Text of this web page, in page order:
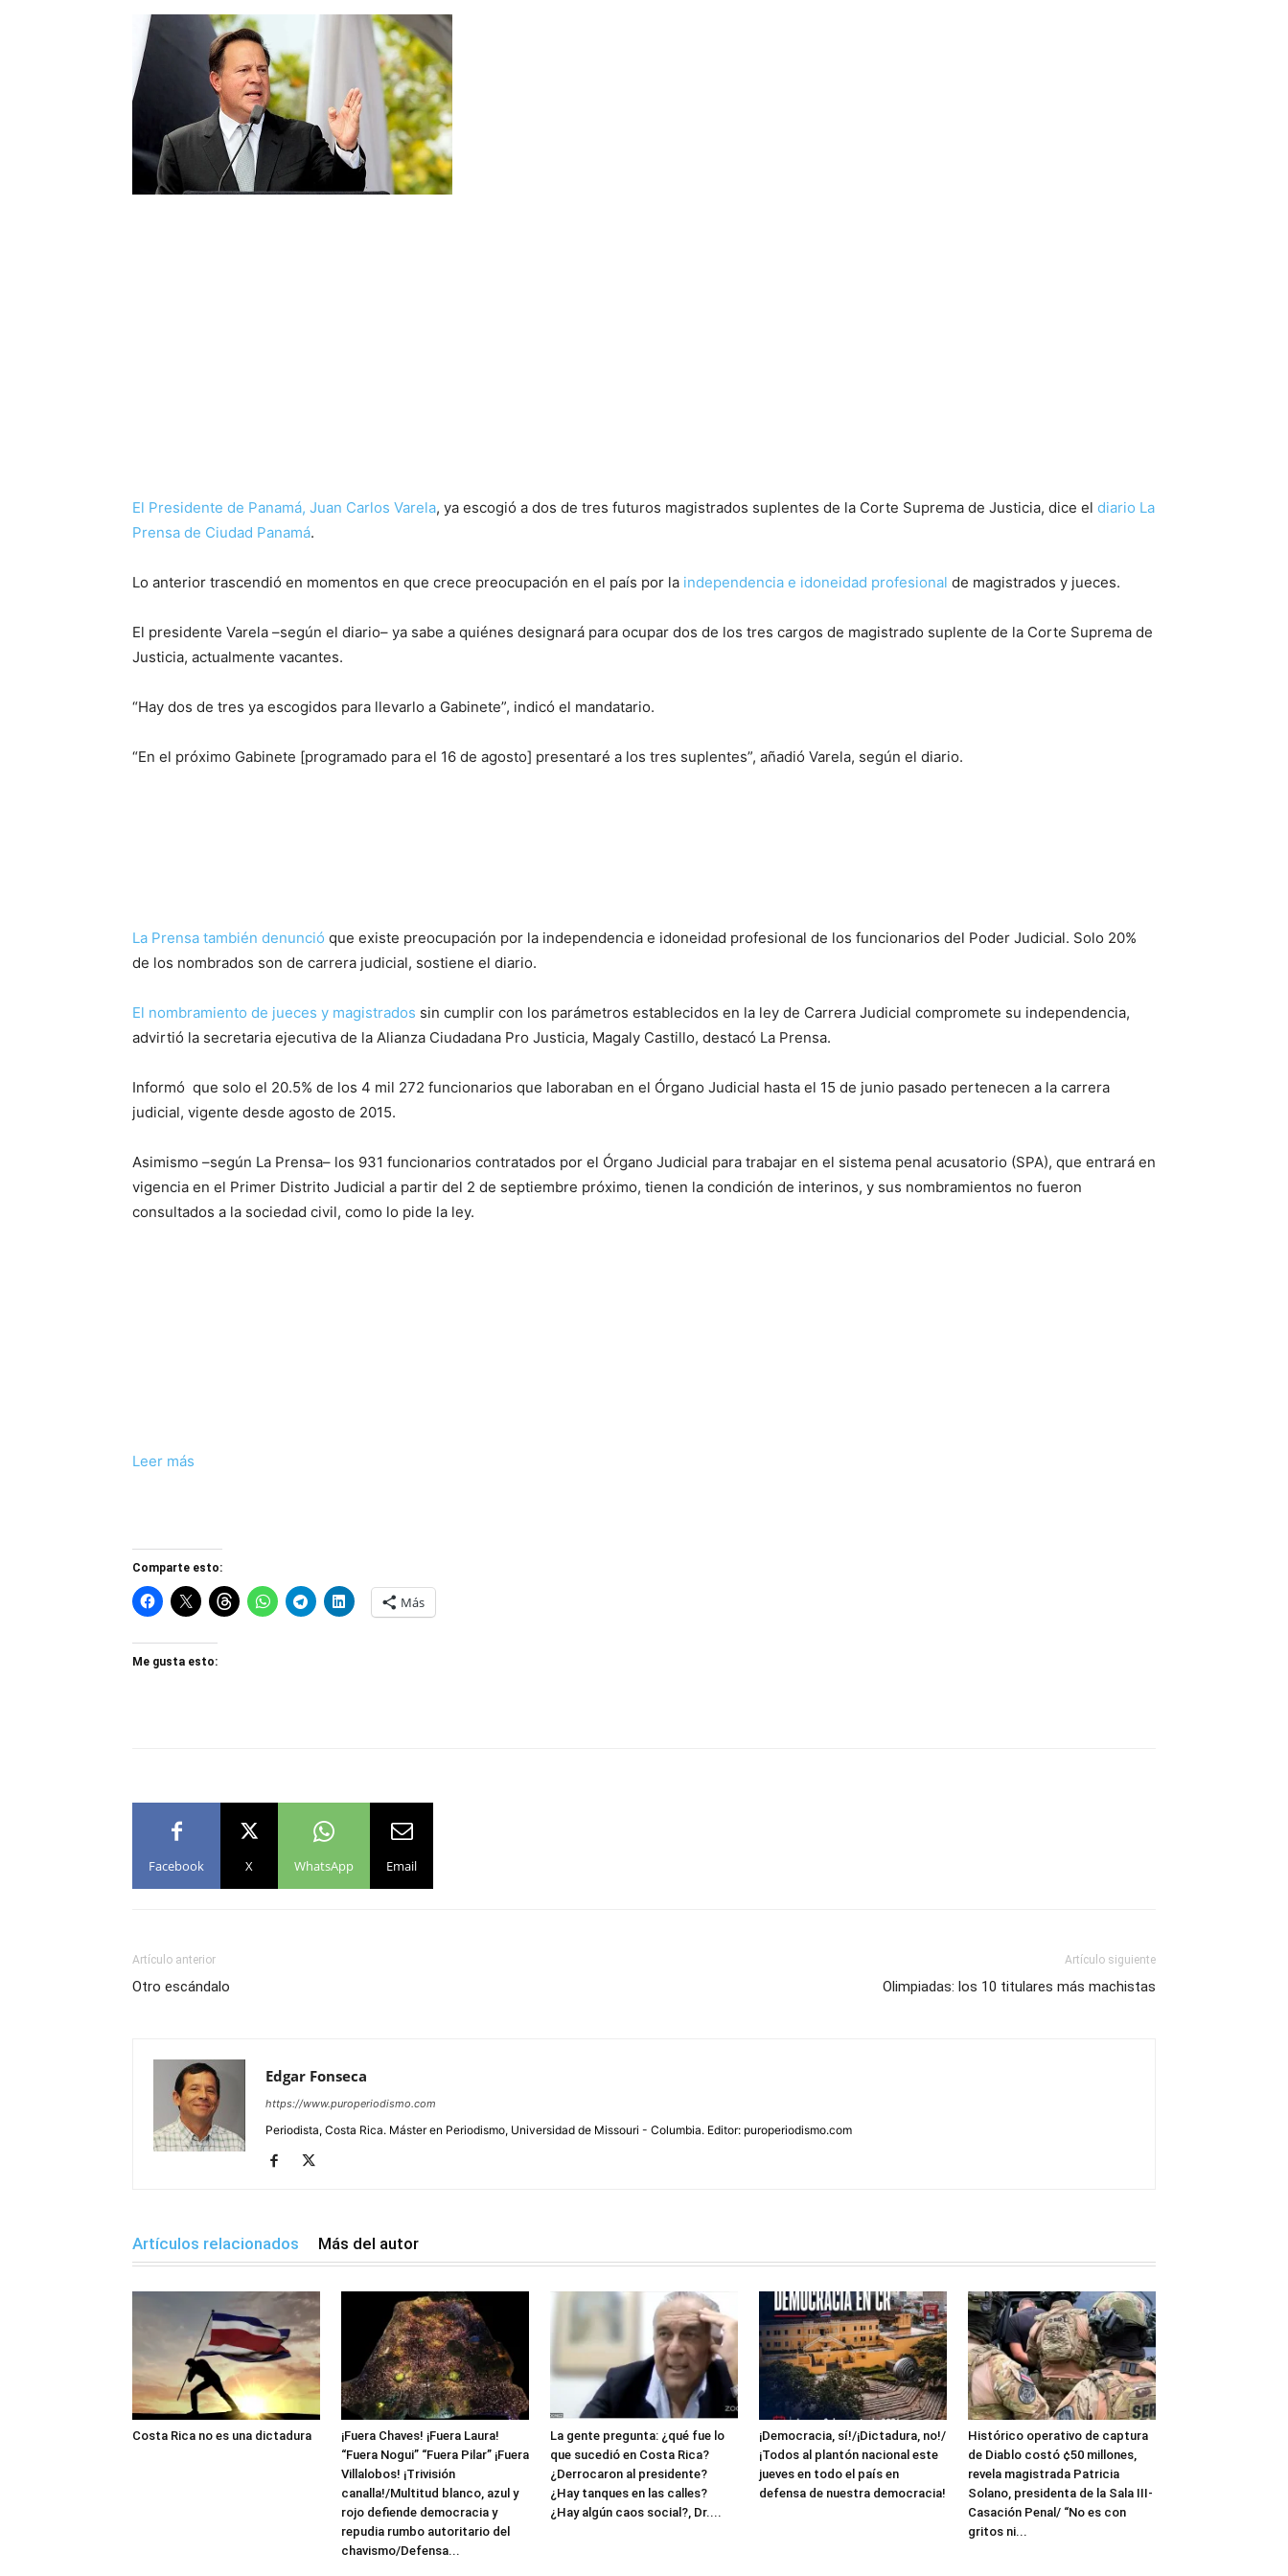
El Presidente de Panamá, Juan Carlos Varela, ya escogió a dos de tres futuros magistrados suplentes de la Corte Suprema de Justicia, dice el diario La
Prensa de Ciudad Panamá.
Lo anterior trascendió en momentos en que crece preocupación en el país por la independencia e idoneidad profesional de magistrados y jueces.
El presidente Varela –según el diario– ya sabe a quiénes designará para ocupar dos de los tres cargos de magistrado suplente de la Corte Suprema de
Justicia, actualmente vacantes.
“Hay dos de tres ya escogidos para llevarlo a Gabinete”, indicó el mandatario.
“En el próximo Gabinete [programado para el 16 de agosto] presentaré a los tres suplentes”, añadió Varela, según el diario.
La Prensa también denunció que existe preocupación por la independencia e idoneidad profesional de los funcionarios del Poder Judicial. Solo 20%
de los nombrados son de carrera judicial, sostiene el diario.
El nombramiento de jueces y magistrados sin cumplir con los parámetros establecidos en la ley de Carrera Judicial compromete su independencia,
advirtió la secretaria ejecutiva de la Alianza Ciudadana Pro Justicia, Magaly Castillo, destacó La Prensa.
Informó que solo el 20.5% de los 4 mil 272 funcionarios que laboraban en el Órgano Judicial hasta el 15 de junio pasado pertenecen a la carrera
judicial, vigente desde agosto de 2015.
Asimismo –según La Prensa– los 931 funcionarios contratados por el Órgano Judicial para trabajar en el sistema penal acusatorio (SPA), que entrará en
vigencia en el Primer Distrito Judicial a partir del 2 de septiembre próximo, tienen la condición de interinos, y sus nombramientos no fueron
consultados a la sociedad civil, como lo pide la ley.
Leer más
Comparte esto:
Más
Me gusta esto:
Facebook X WhatsApp Email
Artículo anterior
Otro escándalo
Artículo siguiente
Olimpiadas: los 10 titulares más machistas
Edgar Fonseca
https://www.puroperiodismo.com
Periodista, Costa Rica. Máster en Periodismo, Universidad de Missouri - Columbia. Editor: puroperiodismo.com
Artículos relacionados Más del autor
Costa Rica no es una dictadura
¡Fuera Chaves! ¡Fuera Laura!
“Fuera Nogui” “Fuera Pilar” ¡Fuera
Villalobos! ¡Trivisión
canalla!/Multitud blanco, azul y
rojo defiende democracia y
repudia rumbo autoritario del
chavismo/Defensa...
La gente pregunta: ¿qué fue lo
que sucedió en Costa Rica?
¿Derrocaron al presidente?
¿Hay tanques en las calles?
¿Hay algún caos social?, Dr....
¡Democracia, sí!/¡Dictadura, no!/
¡Todos al plantón nacional este
jueves en todo el país en
defensa de nuestra democracia!
Histórico operativo de captura
de Diablo costó ¢50 millones,
revela magistrada Patricia
Solano, presidenta de la Sala III-
Casación Penal/ “No es con
gritos ni...